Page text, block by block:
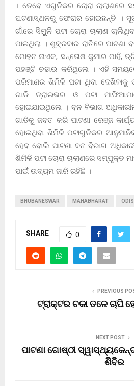
। ତେବେ ଏଗୁଡିକର ଚୋରା ଚାଲାଣରେ
ଘଟଣାସ୍ଥଳରୁ ଫେରାର ହୋଇଛନ୍ତି ।
ଗାଁରେ ସିମୁୁଳି ପଟା ଚୋରା ଚାଲାଣ
ପାଇଥିଲା । ଶୁକ୍ରବାର ରାତିରେ ପାଟଣା
ମୋହନ ନାଏକ, ସନ୍ତୋଷ କୁମାର ପାହି,
ପହଞ୍ଚି ଚଢାଉ କରିଥିଲେ । ଏହି
ପରିମାଣର ଶିମିଳି ପଟା ଥିବା ଦେଖିବାକୁ
ଗାଡି ଡ୍ରାଇଭର ଓ ପଟା
ହୋଇଯାଇଥିଲେ । ବନ ବିଭାଗ
ଗାଡିକୁ ଜବତ କରି ପାଟଣା ରେଞ୍ଜ
ହୋଇଥିବା ଶିମିଳି ପଟାଗୁଡିକର
ହେବ ବୋଲି ପାଟଣା ବନ ବିଭାଗ
ଶିମିଳି ପଟା ଚୋରା ଚାଲାଣରେ ସମ୍ପୃକ୍ତ
ପାଇଁ ଉଦ୍ୟମ ଜାରି ରହିଛି ।
BHUBANESWAR MAHABHARAT
SHARE 0
PREVIOUS
ଟ୍ରାକ୍ଟର ଚକା ତଳେ ଚାପି
NEXT POST
ପାଟଣା ଗୋଷ୍ଠୀ
ଶିବିର